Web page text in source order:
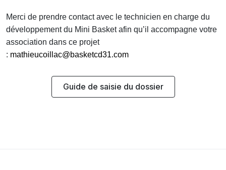
Merci de prendre contact avec le technicien en charge du
développement du Mini Basket afin qu’il accompagne votre
association dans ce projet
: mathieucoillac@basketcd31.com
Guide de saisie du dossier